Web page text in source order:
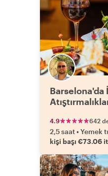
Barselona'da
4.9 642
2,5 saat•Yemek
kişi başı €73.06